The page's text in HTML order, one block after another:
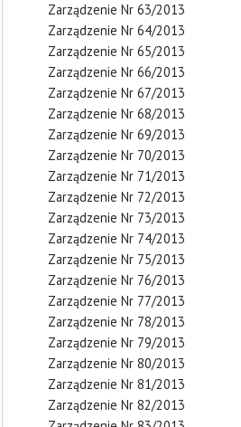
Zarządzenie Nr 63/2013
Zarządzenie Nr 64/2013
Zarządzenie Nr 65/2013
Zarządzenie Nr 66/2013
Zarządzenie Nr 67/2013
Zarządzenie Nr 68/2013
Zarządzenie Nr 69/2013
Zarządzenie Nr 70/2013
Zarządzenie Nr 71/2013
Zarządzenie Nr 72/2013
Zarządzenie Nr 73/2013
Zarządzenie Nr 74/2013
Zarządzenie Nr 75/2013
Zarządzenie Nr 76/2013
Zarządzenie Nr 77/2013
Zarządzenie Nr 78/2013
Zarządzenie Nr 79/2013
Zarządzenie Nr 80/2013
Zarządzenie Nr 81/2013
Zarządzenie Nr 82/2013